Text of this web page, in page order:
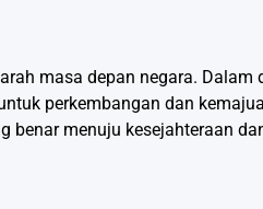
masa depan negara.
perkembangan dan
benar menuju kesejahteraan